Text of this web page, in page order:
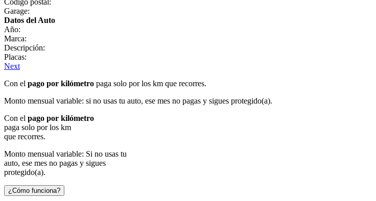
Garage:
Datos del Auto
Año:
Marca:
Descripción:
Placas:
Next
Con el pago por kilómetro paga solo por los km que recorres.
Monto mensual variable: si no usas tu auto, ese mes no pagas y sigues protegido(a).
Con el pago por kilómetro
paga solo por los km
que recorres.
Monto mensual variable: Si no usas tu
auto, ese mes no pagas y sigues
protegido(a).
¿Cómo funciona?